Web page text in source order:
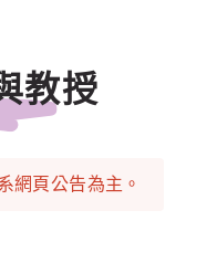
教授
網頁公告為主。